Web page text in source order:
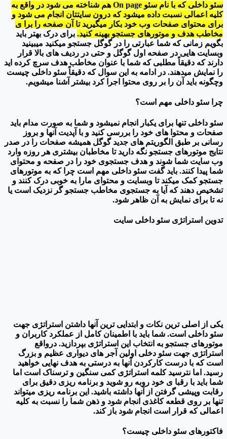
سئو داخلی که با نام سئو On page هم شناخته می شود در واقع به
کلیه اعمالی نسبت داده میشود که درون سایتتان انجام می شود و
برای محتوای صفحات وب خود بکار میگیرید تا آن صفحه را برا ی
مخاطب هدف و موتورهای جستجو بهینه کنید. برای درک بهتر باید
بگویم زمانی که شما عبارتی را در گوگل جستجو میکنید میبینید
وبسایت هایی در صفحه اول گوگل و حتی در ردیف های بالا قرار
دارند که دقیقاً مطلبی که شما با عنوان مخاطب هدف سرچ کرده اید
را نمایش میدهند. در ادامه به این سوال که دقیقاً سئو داخلی چیست
وچگونه باید آن را بر روی محتوا اجرا کرد بیشتر آشنا میشویم.
چرا سئو داخلی مهم است؟
سئو داخلی تنها برای یکبار انجام نمیشود و شما به صورت مدام باید
صفحات و محتوا های خود را بررسی کنید و با آپدیت آنها و بروز
رسانی بر طبق الگوریتم های جدید گوگل همیشه صفحات را در صدر
نتایج موتورهای جستجو نگه دارید تا مخاطبان بیشتری هر روزه وارد
وب سایت شما شوند و هدف جستجوی خود را در صفحه و محتوای
شما پیدا کنند. باید گفت سئو داخلی مهم است چرا که به موتورهای
جستجو کمک میکند تا وبسایت و محتوای مارا به خوبی درک کنند و
تشخیص دهند که آیا به جستجوی مخاطب جستجو گر نزدیک است یا
نه تا برای نمایش به آن ظاهر شود.
تدوین استراتژی سئو داخلی سایت
یکی از اصلی ترین نکات و ابتدایی ترین آنها داشتن استراتژی جهت
سئو داخلی است. شما باید با اطمینان کامل از عملکرد کاربران و
موتورهای جستجو به انتخاب این استراتژی بپردازید. درواقع
استراتژی جهت سئو دخلی اولین آجر های دیواری عظیم و بزرگ
است که با درست کارکردن آنها به درستی به هدف نهایی خواهید
رسید. اما نترسید کلمه استراتژی کمی سنگین و ترسناک است اما
شما باید با رقبا ی خود روبه رو شوید و برنامه ریزی دقیق برای
رقابت وپیشی گرفتن از آنها داشته باشید. این برنامه ریزی میتواند
تنها بر روی قطعه کاغذی انجام شود و ذهن شما را نسبت به کلیه
اعمالی که قرار است انجام شود باز کند.
فاکتورهای سئو داخلی چیست؟